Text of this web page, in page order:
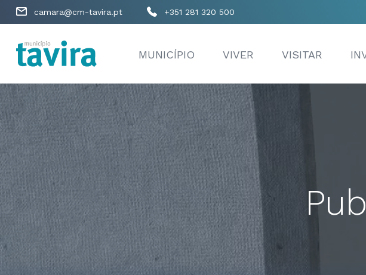
camara@cm-tavira.pt +351 281 320 500
MUNICÍPIO VIVER VISITAR